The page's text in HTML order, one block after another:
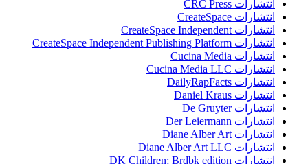
انتشارات CRC Press
انتشارات CreateSpace
انتشارات CreateSpace Independent
انتشارات CreateSpace Independent Publishing Platform
انتشارات Cucina Media
انتشارات Cucina Media LLC
انتشارات DailyRapFacts
انتشارات Daniel Kraus
انتشارات De Gruyter
انتشارات Der Leiermann
انتشارات Diane Alber Art
انتشارات Diane Alber Art LLC
انتشارات DK Children; Brdbk edition